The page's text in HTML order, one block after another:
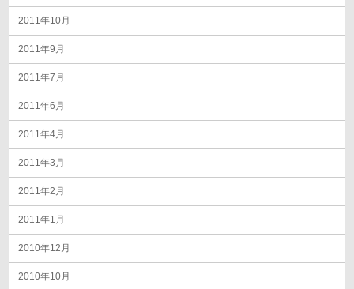
2011年10月
2011年9月
2011年7月
2011年6月
2011年4月
2011年3月
2011年2月
2011年1月
2010年12月
2010年10月